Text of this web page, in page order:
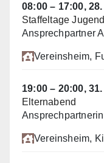
08:00 – 17:00,
Staffeltage Jugend
Ansprechpartner
Vereinsheim,
19:00 – 20:00,
Elternabend
Vereinsheim,